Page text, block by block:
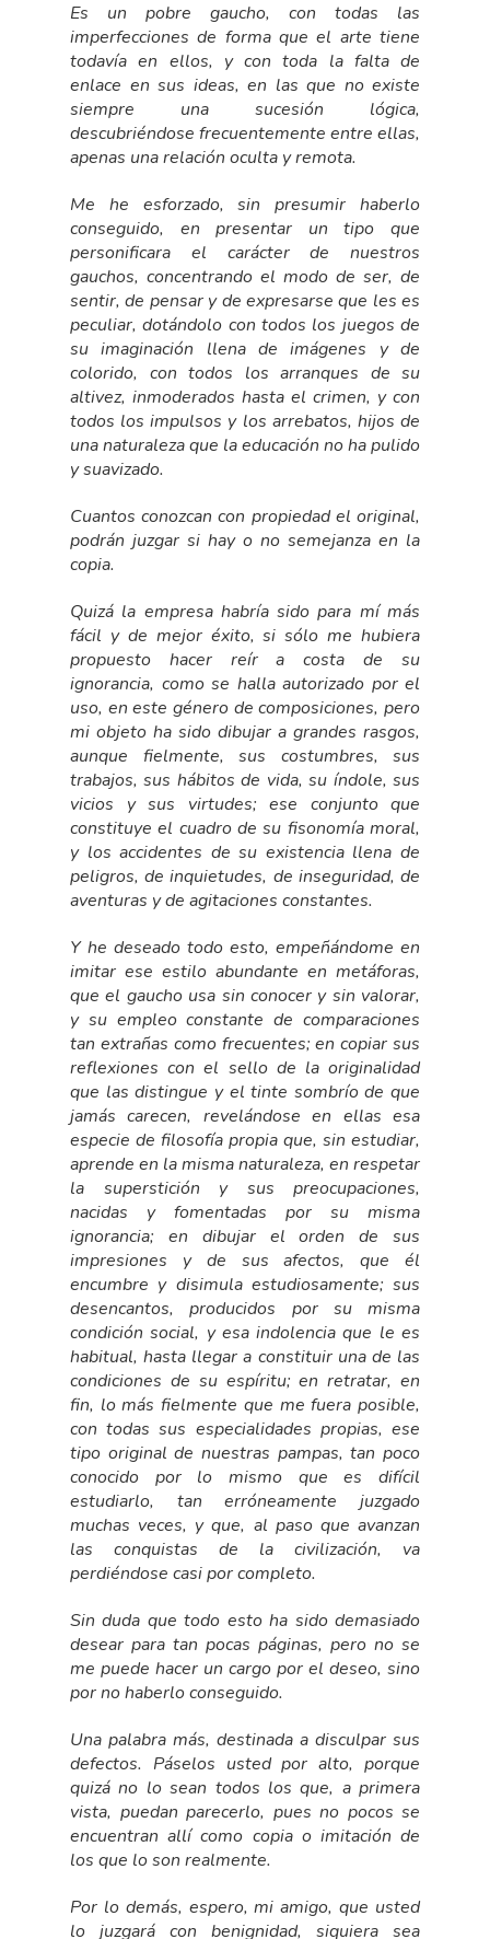
Es un pobre gaucho, con todas las
imperfecciones de forma que el arte tiene
todavía en ellos, y con toda la falta de
enlace en sus ideas, en las que no existe
siempre una sucesión lógica,
descubriéndose frecuentemente entre ellas,
apenas una relación oculta y remota.
Me he esforzado, sin presumir haberlo
conseguido, en presentar un tipo que
personificara el carácter de nuestros
gauchos, concentrando el modo de ser, de
sentir, de pensar y de expresarse que les es
peculiar, dotándolo con todos los juegos de
su imaginación llena de imágenes y de
colorido, con todos los arranques de su
altivez, inmoderados hasta el crimen, y con
todos los impulsos y los arrebatos, hijos de
una naturaleza que la educación no ha pulido
y suavizado.
Cuantos conozcan con propiedad el original,
podrán juzgar si hay o no semejanza en la
copia.
Quizá la empresa habría sido para mí más
fácil y de mejor éxito, si sólo me hubiera
propuesto hacer reír a costa de su
ignorancia, como se halla autorizado por el
uso, en este género de composiciones, pero
mi objeto ha sido dibujar a grandes rasgos,
aunque fielmente, sus costumbres, sus
trabajos, sus hábitos de vida, su índole, sus
vicios y sus virtudes; ese conjunto que
constituye el cuadro de su fisonomía moral,
y los accidentes de su existencia llena de
peligros, de inquietudes, de inseguridad, de
aventuras y de agitaciones constantes.
Y he deseado todo esto, empeñándome en
imitar ese estilo abundante en metáforas,
que el gaucho usa sin conocer y sin valorar,
y su empleo constante de comparaciones
tan extrañas como frecuentes; en copiar sus
reflexiones con el sello de la originalidad
que las distingue y el tinte sombrío de que
jamás carecen, revelándose en ellas esa
especie de filosofía propia que, sin estudiar,
aprende en la misma naturaleza, en respetar
la superstición y sus preocupaciones,
nacidas y fomentadas por su misma
ignorancia; en dibujar el orden de sus
impresiones y de sus afectos, que él
encumbre y disimula estudiosamente; sus
desencantos, producidos por su misma
condición social, y esa indolencia que le es
habitual, hasta llegar a constituir una de las
condiciones de su espíritu; en retratar, en
fin, lo más fielmente que me fuera posible,
con todas sus especialidades propias, ese
tipo original de nuestras pampas, tan poco
conocido por lo mismo que es difícil
estudiarlo, tan erróneamente juzgado
muchas veces, y que, al paso que avanzan
las conquistas de la civilización, va
perdiéndose casi por completo.
Sin duda que todo esto ha sido demasiado
desear para tan pocas páginas, pero no se
me puede hacer un cargo por el deseo, sino
por no haberlo conseguido.
Una palabra más, destinada a disculpar sus
defectos. Páselos usted por alto, porque
quizá no lo sean todos los que, a primera
vista, puedan parecerlo, pues no pocos se
encuentran allí como copia o imitación de
los que lo son realmente.
Por lo demás, espero, mi amigo, que usted
lo juzgará con benignidad, siquiera sea